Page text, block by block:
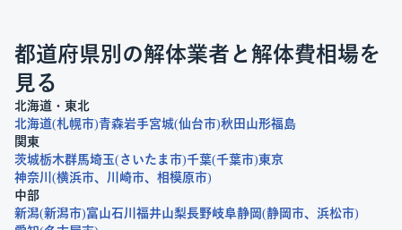
都道府県別の解体業者と解体費相場を
見る
北海道・東北
北海道 札幌市 青森岩手宮城 仙台市 秋田 山形福島
関東
茨城栃木群馬埼玉 さいたま市 千葉 千葉市 東京
神奈川
横浜市 川崎市
相模原市
中部
新潟 新潟市 富山石川 福井山梨長野岐阜静岡 静岡市
浜松市